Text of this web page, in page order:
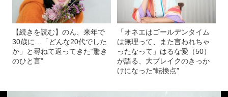
【続きを読む】のん、来年で
30歳に…「どんな20代でした
か」と尋ねて返ってきた“驚き
のひと言”
「オネエはゴールデンタイム
は無理って、また言われちゃ
ったなって」はるな愛（50）
が語る、大ブレイクのきっか
けになった“転換点”